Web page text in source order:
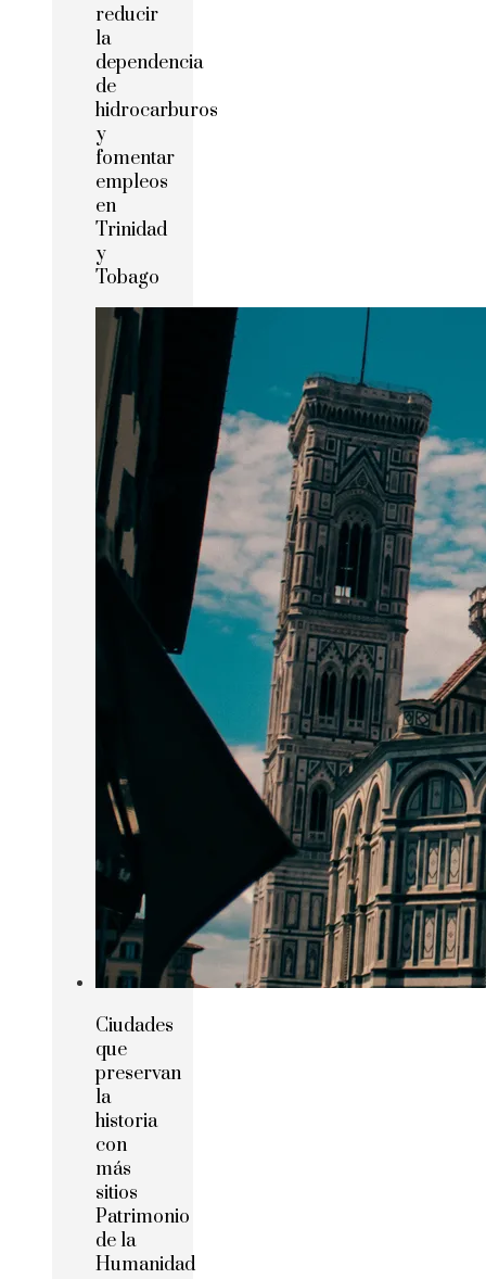
reducir
la
dependencia
de
hidrocarburos
y
fomentar
empleos
en
Trinidad
y
Tobago
Ciudades
que
preservan
la
historia
con
más
sitios
Patrimonio
de la
Humanidad